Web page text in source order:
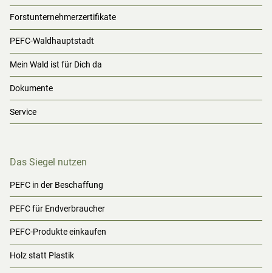
Forstunternehmerzertifikate
PEFC-Waldhauptstadt
Mein Wald ist für Dich da
Dokumente
Service
Das Siegel nutzen
PEFC in der Beschaffung
PEFC für Endverbraucher
PEFC-Produkte einkaufen
Holz statt Plastik